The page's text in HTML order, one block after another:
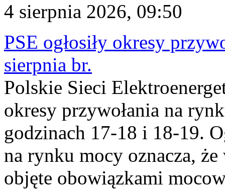
4 sierpnia 2026, 09:50
PSE ogłosiły okresy
sierpnia br.
Polskie Sieci
okresy przywołania na
godzinach 17-18 i 18-19.
na rynku mocy oznacza,
objęte obowiązkami